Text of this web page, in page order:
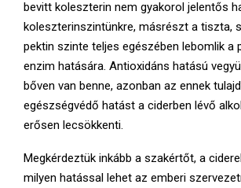
bevitt koleszterin nem gyakorol jelentős
koleszterinszintünkre, másrészt a tiszta,
pektin szinte teljes egészében lebomlik a
enzim hatására. Antioxidáns hatású
bőven van benne, azonban az ennek
egészségvédő hatást a ciderben lévő
erősen lecsökkenti.
Megkérdeztük inkább a szakértőt, a
milyen hatással lehet az emberi